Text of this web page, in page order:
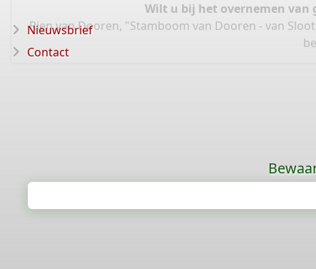
Wilt u bij het overnemen van
Rien van Dooren, "Stamboom van Dooren - van
Nieuwsbrief
Contact